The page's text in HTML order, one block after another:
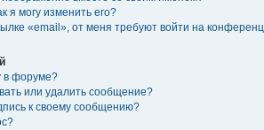
я могу изменить его?
«email», от меня требуют войти на
в форуме?
или удалить сообщение?
к своему сообщению?